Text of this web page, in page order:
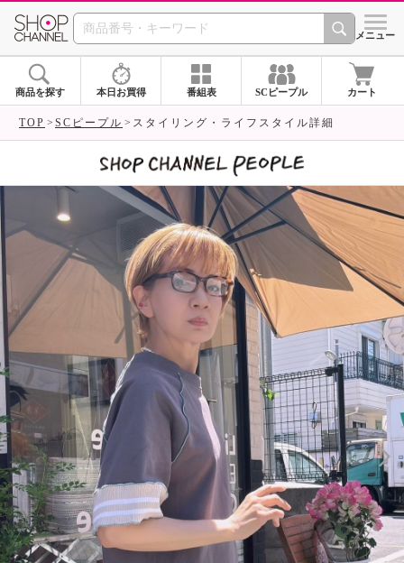
SHOP CHANNEL シメニュー
商品を探す 本日お買得 番組表 SCピープル カート
TOP SCピープル スタイリング・ライフスタイル詳細